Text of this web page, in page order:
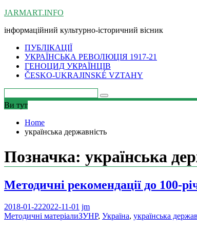
Skip
content
JARMART.INFO
інформаційний культурно-історичний вісник
ПУБЛІКАЦІЇ
УКРАЇНСЬКА РЕВОЛЮЦІЯ 1917-21
ГЕНОЦИД УКРАЇНЦІВ
ČESKO-UKRAJINSKÉ VZTAHY
Ви тут
Home
українська державність
Позначка: українська
Методичні рекомендації до 100-
2018-01-222022-11-01 jm
Методичні матеріалиЗУНР, Україна, українська